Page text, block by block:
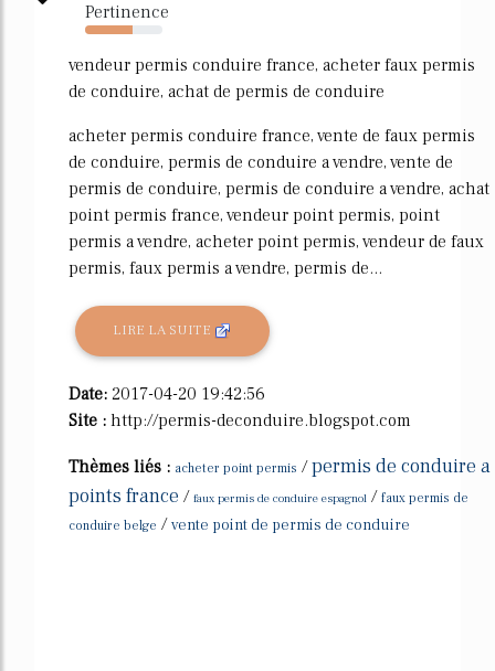
Pertinence
62%
vendeur permis conduire france, acheter faux permis
de conduire, achat de permis de conduire
acheter permis conduire france, vente de faux permis
de conduire, permis de conduire a vendre, vente de
permis de conduire, permis de conduire a vendre, achat
point permis france, vendeur point permis, point
permis a vendre, acheter point permis, vendeur de faux
permis, faux permis a vendre, permis de...
LIRE LA SUITE
Date: 2017-04-20 19:42:56
Site : http://permis-deconduire.blogspot.com
Thèmes liés : acheter point permis /permis de conduire a
points france / faux permis de conduire espagnol / faux permis de
conduire belge /vente point de permis de conduire